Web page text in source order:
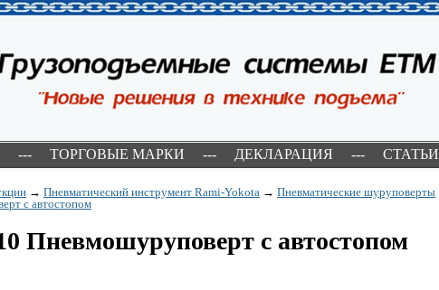
--- ТОРГОВЫЕ МАРКИ --- ДЕКЛАРАЦИЯ --- СТАТЬИ
→ Пневматический инструмент Rami-Yokota → Пневматические шуруповерты
с автостопом
Пневмошуруповерт с автостопом